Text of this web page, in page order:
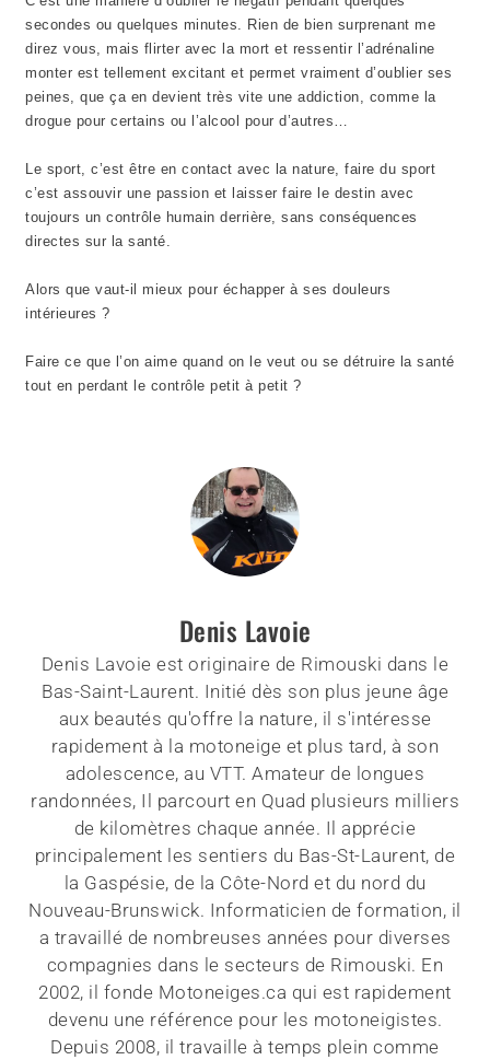
secondes ou quelques minutes. Rien de bien surprenant me
direz vous, mais flirter avec la mort et ressentir l’adrénaline
monter est tellement excitant et permet vraiment d’oublier ses
peines, que ça en devient très vite une addiction, comme la
drogue pour certains ou l’alcool pour d’autres…
Le sport, c’est être en contact avec la nature, faire du sport
c’est assouvir une passion et laisser faire le destin avec
toujours un contrôle humain derrière, sans conséquences
directes sur la santé.
Alors que vaut-il mieux pour échapper à ses douleurs
intérieures ?
Faire ce que l’on aime quand on le veut ou se détruire la santé
tout en perdant le contrôle petit à petit ?
Denis Lavoie
Denis Lavoie est originaire de Rimouski dans le
Bas-Saint-Laurent. Initié dès son plus jeune âge
aux beautés qu'offre la nature, il s'intéresse
rapidement à la motoneige et plus tard, à son
adolescence, au VTT. Amateur de longues
randonnées, Il parcourt en Quad plusieurs milliers
de kilomètres chaque année. Il apprécie
principalement les sentiers du Bas-St-Laurent, de
la Gaspésie, de la Côte-Nord et du nord du
Nouveau-Brunswick. Informaticien de formation, il
a travaillé de nombreuses années pour diverses
compagnies dans le secteurs de Rimouski. En
2002, il fonde Motoneiges.ca qui est rapidement
devenu une référence pour les motoneigistes.
Depuis 2008, il travaille à temps plein comme